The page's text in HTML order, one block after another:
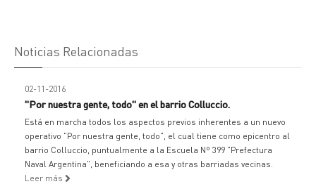
Noticias Relacionadas
02-11-2016
"Por nuestra gente, todo" en el barrio Colluccio.
Está en marcha todos los aspectos previos inherentes a un nuevo
operativo "Por nuestra gente, todo", el cual tiene como epicentro al
barrio Colluccio, puntualmente a la Escuela Nº 399 "Prefectura
Naval Argentina", beneficiando a esa y otras barriadas vecinas.
Leer más